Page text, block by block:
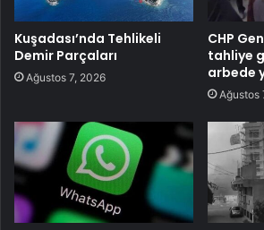
Kuşadası’nda Tehlikeli
Demir Parçaları
Ağustos 7, 2026
CHP
tahliye
arbede
Ağustos